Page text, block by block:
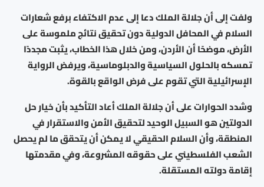
ولفت إلى أن جلالة الملك دعا إلى عدم الاكتفاء برفع شعارات
السلام في المحافل الدولية دون تحقيق نتائج ملموسة على
الأرض، موضحًا أن الأردن، ومن خلال هذا الخطاب، يثبت مجددًا
تمسكه بالحلول السياسية والدبلوماسية، ويرفض الرواية
الإسرائيلية التي تقوم على فرض الواقع بالقوة.
وشدد الحوارات على أن جلالة الملك أعاد التأكيد بأن خيار حل
الدولتين هو السبيل الوحيد لتحقيق الأمن والاستقرار في
المنطقة، وأن السلام الحقيقي لا يمكن أن يتحقق ما لم يحصل
الشعب الفلسطيني على حقوقه المشروعة، وفي مقدمتها
إقامة دولته المستقلة.